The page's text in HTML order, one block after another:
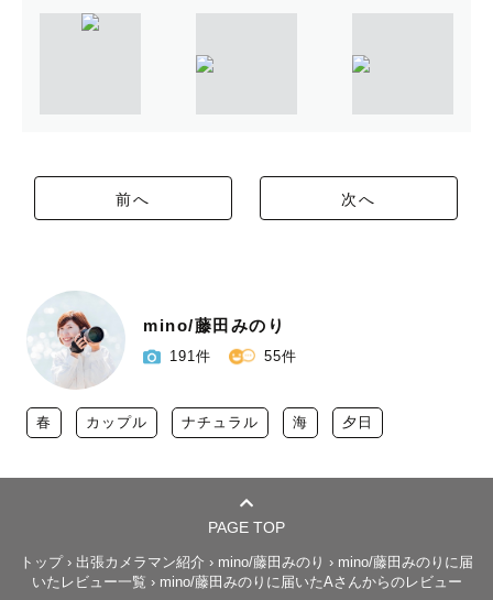
前へ 次へ
mino/藤田みのり
191件 55件
春 カップル ナチュラル 海 夕日
PAGE TOP
トップ › 出張カメラマン紹介 › mino/藤田みのり › mino/藤田みのりに届
いたレビュー一覧 › mino/藤田みのりに届いたAさんからのレビュー